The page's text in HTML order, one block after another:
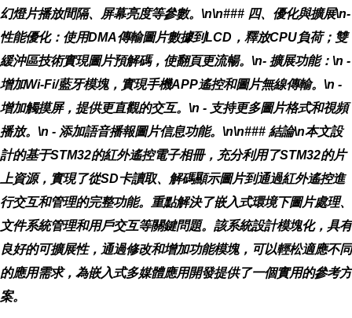
幻燈片播放間隔、屏幕亮度等參數。\n\n### 四、優化與擴展\n-
性能優化：使用DMA傳輸圖片數據到LCD，釋放CPU負荷；雙
緩沖區技術實現圖片預解碼，使翻頁更流暢。\n- 擴展功能：\n -
增加Wi-Fi/藍牙模塊，實現手機APP遙控和圖片無線傳輸。\n -
增加觸摸屏，提供更直觀的交互。\n - 支持更多圖片格式和視頻
播放。\n - 添加語音播報圖片信息功能。\n\n### 結論\n本文設
計的基于STM32的紅外遙控電子相冊，充分利用了STM32的片
上資源，實現了從SD卡讀取、解碼顯示圖片到通過紅外遙控進
行交互和管理的完整功能。重點解決了嵌入式環境下圖片處理、
文件系統管理和用戶交互等關鍵問題。該系統設計模塊化，具有
良好的可擴展性，通過修改和增加功能模塊，可以輕松適應不同
的應用需求，為嵌入式多媒體應用開發提供了一個實用的參考方
案。